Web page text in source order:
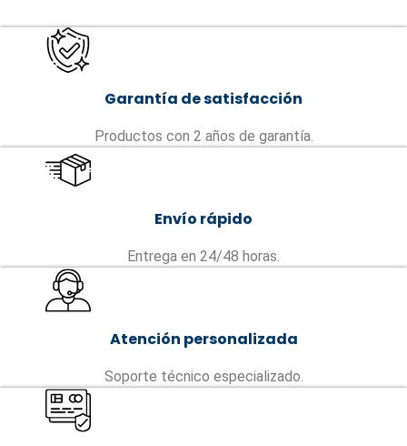
Garantía de satisfacción
Productos con 2 años de garantía.
Envío rápido
Entrega en 24/48 horas.
Atención personalizada
Soporte técnico especializado.